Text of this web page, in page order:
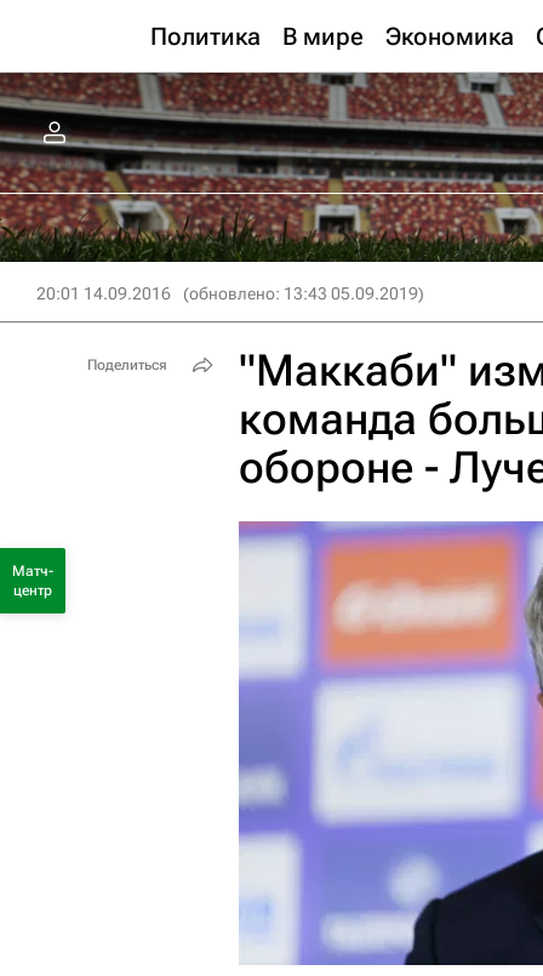
Политика В мире Экономика
20:01 14.09.2016 (обновлено: 13:43 05.09.2019)
"Маккаби"
команда
обороне -
Поделиться
Матч-
центр